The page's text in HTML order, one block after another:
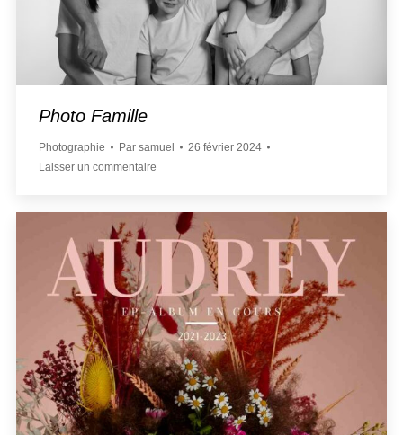
Photo Famille
Photographie Par samuel
26 février 2024
Laisser un commentaire